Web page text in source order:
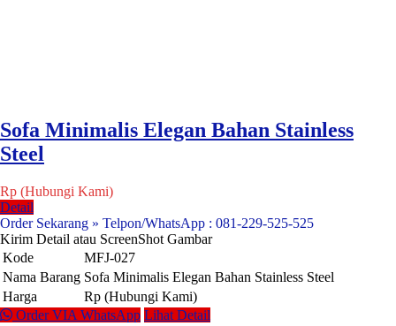
Sofa Minimalis Elegan Bahan Stainless
Steel
Rp (Hubungi Kami)
Detail
Order Sekarang » Telpon/WhatsApp : 081-229-525-525
Kirim Detail atau ScreenShot Gambar
Kode
MFJ-027
Nama Barang Sofa Minimalis Elegan Bahan Stainless Steel
Harga
Rp (Hubungi Kami)
Order VIA WhatsApp Lihat Detail